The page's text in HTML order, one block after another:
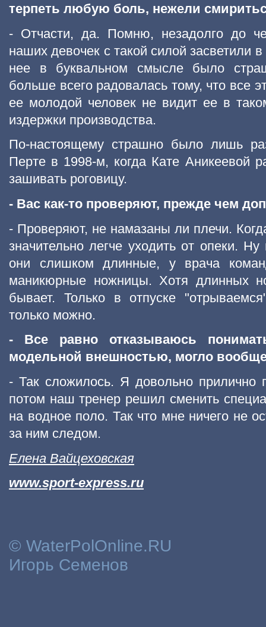
терпеть любую боль, нежели
- Отчасти, да. Помню, незадолго до
наших девочек с такой силой засветили
нее в буквальном смысле было
больше всего радовалась тому, что все
ее молодой человек не видит ее в
издержки производства.
По-настоящему страшно было лишь
Перте в 1998-м, когда Кате Аникеевой
зашивать роговицу.
- Вас как-то проверяют, прежде чем
- Проверяют, не намазаны ли плечи.
значительно легче уходить от опеки.
они слишком длинные, у врача
маникюрные ножницы. Хотя длинных
бывает. Только в отпуске
только можно.
- Все равно отказываюсь
модельной внешностью, могло
- Так сложилось. Я довольно прилично
потом наш тренер решил сменить
на водное поло. Так что мне ничего не
за ним следом.
Елена Вайцеховская
www.sport-express.ru
© WaterPolOnline.RU
Игорь Семенов